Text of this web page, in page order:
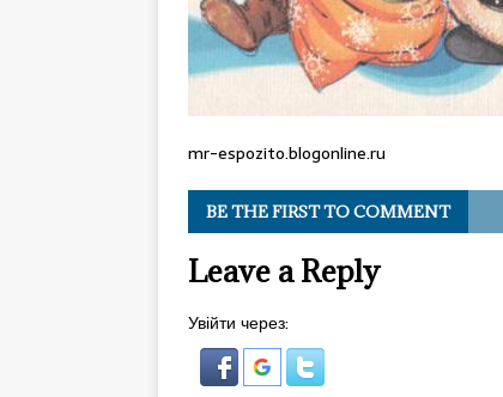
mr-espozito.blogonline.ru
BE THE FIRST TO COMMENT
Leave a Reply
Увійти через: